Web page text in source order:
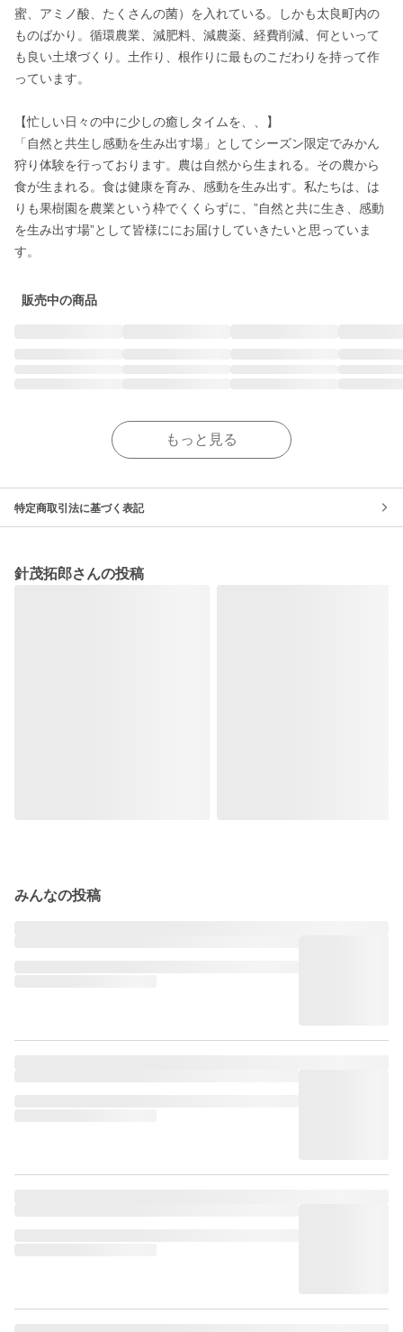
蜜、アミノ酸、たくさんの菌）を入れている。しかも太良町内の
ものばかり。循環農業、減肥料、減農薬、経費削減、何といって
も良い土壌づくり。土作り、根作りに最ものこだわりを持って作
っています。
【忙しい日々の中に少しの癒しタイムを、、】
「自然と共生し感動を生み出す場」としてシーズン限定でみかん
狩り体験を行っております。農は自然から生まれる。その農から
食が生まれる。食は健康を育み、感動を生み出す。私たちは、は
りも果樹園を農業という枠でくくらずに、”自然と共に生き、感動
を生み出す場”として皆様ににお届けしていきたいと思っていま
す。
販売中の商品
もっと見る
特定商取引法に基づく表記
針茂拓郎さんの投稿
みんなの投稿